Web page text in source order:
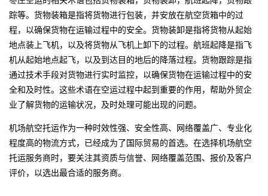
踪等。货物装箱是指将货物进行包装，并安放在航空货箱中的过
程，以确保货物在运输过程中的安全。货物装卸是指将货物从起始
地点装上飞机，以及将货物从飞机上卸下的过程。航班起降是指飞
机从起始地点起飞，以及到达目的地后的降落过程。货物跟踪是指
通过技术手段对货物进行实时监控，以确保货物在运输过程中的安
全和及时性。这些术语在空运过程中起到重要的作用，帮助外贸企
业了解货物的运输状况，及时处理可能出现的问题。
机场航空托运作为一种时效性强、安全性高、网络覆盖广、专业化
程度高的物流方式，已经成为了国际贸易的首选。在选择机场航空
托运服务商时，要关注其资质与信誉、网络覆盖范围、报价及客户
评价，以选出最合适的服务商。